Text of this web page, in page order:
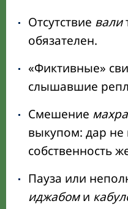
Отсутствие вали
обязателен.
«Фиктивные»
слышавшие
Смешение махра
выкупом: дар не
собственность
Пауза или
иджабоми